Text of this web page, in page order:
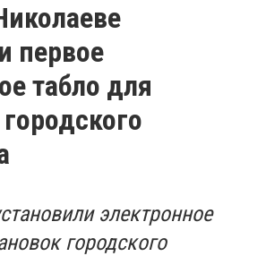
первое
табло для
электронное
городского